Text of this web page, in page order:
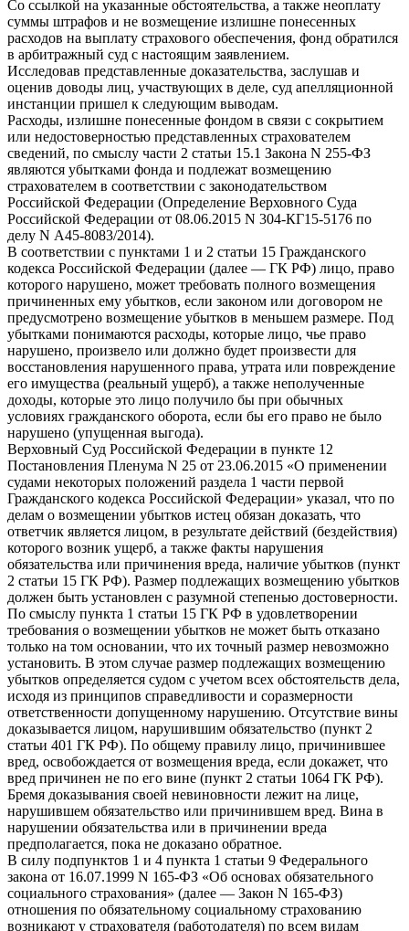
Со ссылкой на указанные обстоятельства, а также неоплату
суммы штрафов и не возмещение излишне понесенных
расходов на выплату страхового обеспечения, фонд обратился
в арбитражный суд с настоящим заявлением.
Исследовав представленные доказательства, заслушав и
оценив доводы лиц, участвующих в деле, суд апелляционной
инстанции пришел к следующим выводам.
Расходы, излишне понесенные фондом в связи с сокрытием
или недостоверностью представленных страхователем
сведений, по смыслу части 2 статьи 15.1 Закона N 255-ФЗ
являются убытками фонда и подлежат возмещению
страхователем в соответствии с законодательством
Российской Федерации (Определение Верховного Суда
Российской Федерации от 08.06.2015 N 304-КГ15-5176 по
делу N А45-8083/2014).
В соответствии с пунктами 1 и 2 статьи 15 Гражданского
кодекса Российской Федерации (далее — ГК РФ) лицо, право
которого нарушено, может требовать полного возмещения
причиненных ему убытков, если законом или договором не
предусмотрено возмещение убытков в меньшем размере. Под
убытками понимаются расходы, которые лицо, чье право
нарушено, произвело или должно будет произвести для
восстановления нарушенного права, утрата или повреждение
его имущества (реальный ущерб), а также неполученные
доходы, которые это лицо получило бы при обычных
условиях гражданского оборота, если бы его право не было
нарушено (упущенная выгода).
Верховный Суд Российской Федерации в пункте 12
Постановления Пленума N 25 от 23.06.2015 «О применении
судами некоторых положений раздела 1 части первой
Гражданского кодекса Российской Федерации» указал, что по
делам о возмещении убытков истец обязан доказать, что
ответчик является лицом, в результате действий (бездействия)
которого возник ущерб, а также факты нарушения
обязательства или причинения вреда, наличие убытков (пункт
2 статьи 15 ГК РФ). Размер подлежащих возмещению убытков
должен быть установлен с разумной степенью достоверности.
По смыслу пункта 1 статьи 15 ГК РФ в удовлетворении
требования о возмещении убытков не может быть отказано
только на том основании, что их точный размер невозможно
установить. В этом случае размер подлежащих возмещению
убытков определяется судом с учетом всех обстоятельств дела,
исходя из принципов справедливости и соразмерности
ответственности допущенному нарушению. Отсутствие вины
доказывается лицом, нарушившим обязательство (пункт 2
статьи 401 ГК РФ). По общему правилу лицо, причинившее
вред, освобождается от возмещения вреда, если докажет, что
вред причинен не по его вине (пункт 2 статьи 1064 ГК РФ).
Бремя доказывания своей невиновности лежит на лице,
нарушившем обязательство или причинившем вред. Вина в
нарушении обязательства или в причинении вреда
предполагается, пока не доказано обратное.
В силу подпунктов 1 и 4 пункта 1 статьи 9 Федерального
закона от 16.07.1999 N 165-ФЗ «Об основах обязательного
социального страхования» (далее — Закон N 165-ФЗ)
отношения по обязательному социальному страхованию
возникают у страхователя (работодателя) по всем видам